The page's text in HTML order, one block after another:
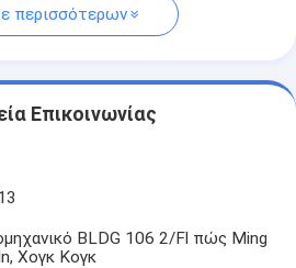
περισσότερων
Επικοινωνίας
BLDG 106 2/Fl πώς Ming
Χογκ Κογκ